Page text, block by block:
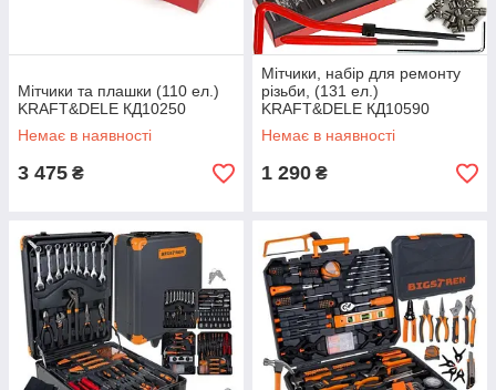
Мітчики та плашки (110 ел.)
KRAFT&DELE КД10250
Немає в наявності
3 475 ₴
Мітчики, набір для ремонту
різьби, (131 ел.)
KRAFT&DELE КД10590
Немає в наявності
1 290 ₴